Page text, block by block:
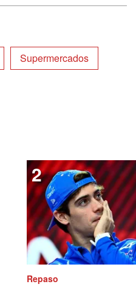
Supermercados
Repaso